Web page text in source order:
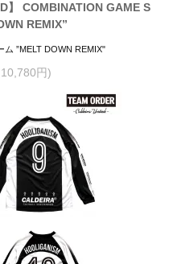
】 COMBINATION GAME S
REMIX”
”MELT DOWN REMIX"
円)